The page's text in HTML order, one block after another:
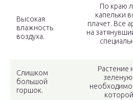
Высокая
влажность
воздуха.
По краю
капельки
плачет. Все
на
Слишком
большой
горшок.
Растение
зеленую
необходимо